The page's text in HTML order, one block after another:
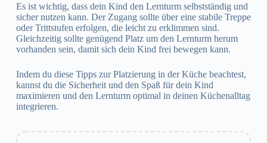
Es ist wichtig, dass dein Kind den Lernturm selbstständig und
sicher nutzen kann. Der Zugang sollte über eine stabile Treppe
oder Trittstufen erfolgen, die leicht zu erklimmen sind.
Gleichzeitig sollte genügend Platz um den Lernturm herum
vorhanden sein, damit sich dein Kind frei bewegen kann.
Indem du diese Tipps zur Platzierung in der Küche beachtest,
kannst du die Sicherheit und den Spaß für dein Kind
maximieren und den Lernturm optimal in deinen Küchenalltag
integrieren.